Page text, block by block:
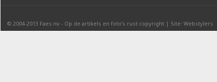
© 2004-2013 Faes nv - Op de artikels en foto’s rust copyright | Site: Webstylers